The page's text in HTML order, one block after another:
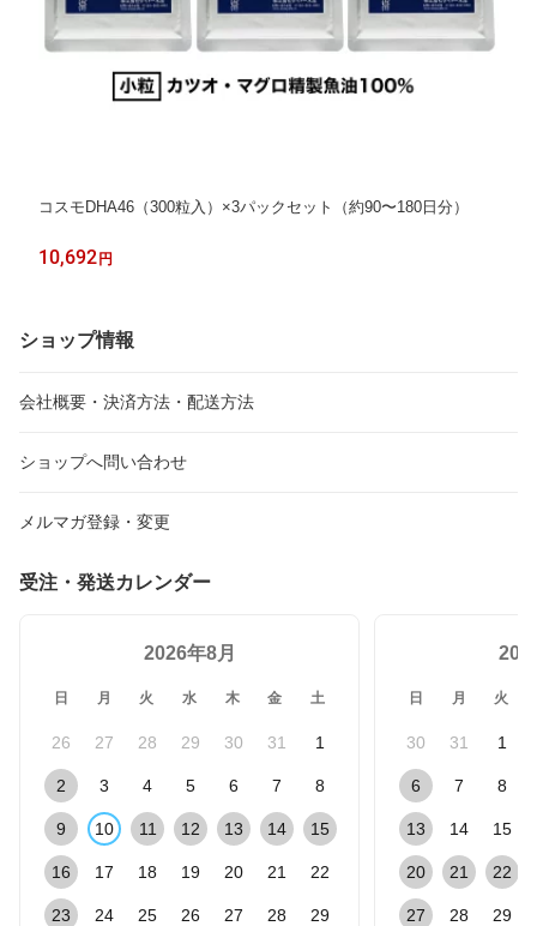
コスモDHA46（300粒入）×3パックセット（約90〜180日分）
10,692円
ショップ情報
会社概要・決済方法・配送方法
ショップへ問い合わせ
メルマガ登録・変更
受注・発送カレンダー
2026年8月
日 月 火 水 木 金 土
26 27 28 29 30 31 1
2 3 4 5 6 7 8
9 10 11 12 13 14 15
16 17 18 19 20 21 22
23 24 25 26 27 28 29
日 月 火
30 31 1
6 7 8
13 14 15
20 21 22
27 28 29